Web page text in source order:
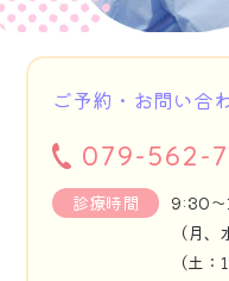
ご予約・お問い合
079-562-
診療時間
9:30
（月
（土